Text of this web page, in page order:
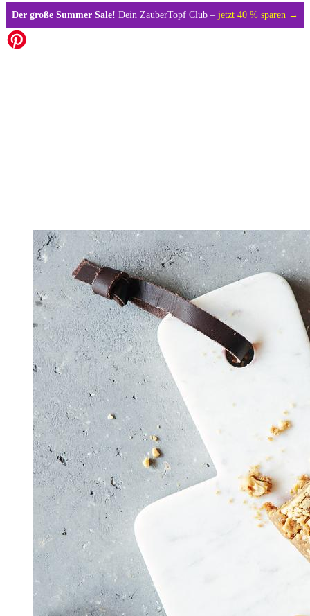
Der große Summer Sale! Dein ZauberTopf Club – jetzt 40 % sparen →